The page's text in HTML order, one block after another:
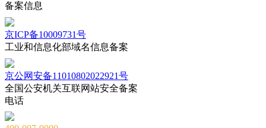
备案信息
京ICP备10009731号
工业和信息化部域名信息备案
京公网安备11010802022921号
全国公安机关互联网站安全备案
电话